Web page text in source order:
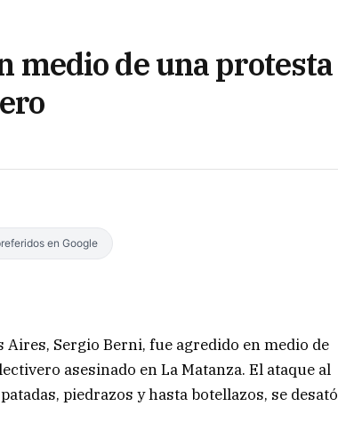
medio de una protesta
en Google
Sergio Berni, fue agredido en medio de
asesinado en La Matanza. El ataque al
piedrazos y hasta botellazos, se desató